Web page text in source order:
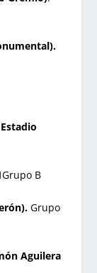
Grupo B
Grupo
Aguilera